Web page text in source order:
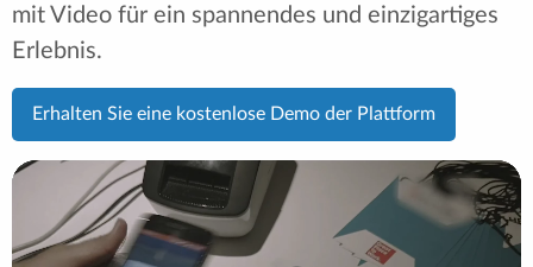
mit Video für ein spannendes und einzigartiges
Erlebnis.
Erhalten Sie eine kostenlose Demo der Plattform